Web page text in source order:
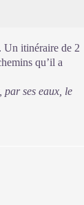
Un itinéraire de 2
qu’il a
par ses eaux, le